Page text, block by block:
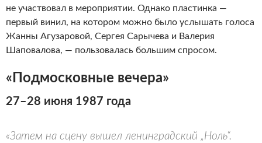
не участвовал в мероприятии. Однако пластинка —
первый винил, на котором можно было услышать голоса
Жанны Агузаровой, Сергея Сарычева и Валерия
Шаповалова, — пользовалась большим спросом.
«Подмосковные вечера»
27–28 июня 1987 года
«Затем на сцену вышел ленинградский „Ноль“.